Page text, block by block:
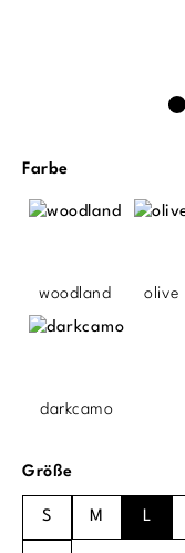
Farbeauswählen
woodland olive
darkcamo
Größeauswählen
S M L